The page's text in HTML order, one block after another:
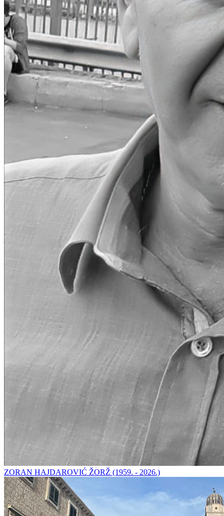
ZORAN HAJDAROVIĆ ŽORŽ (1959. - 2026.)